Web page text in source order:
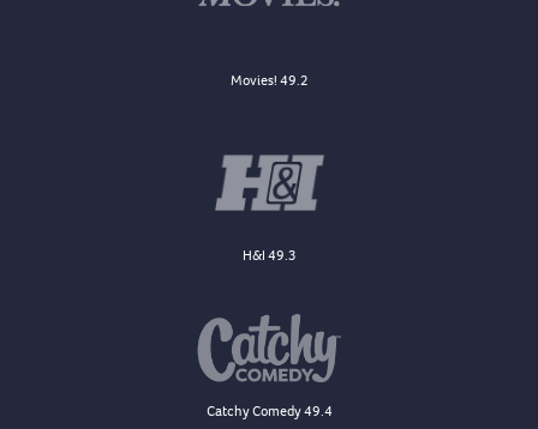
Movies! 49.2
H&I 49.3
Catchy Comedy 49.4